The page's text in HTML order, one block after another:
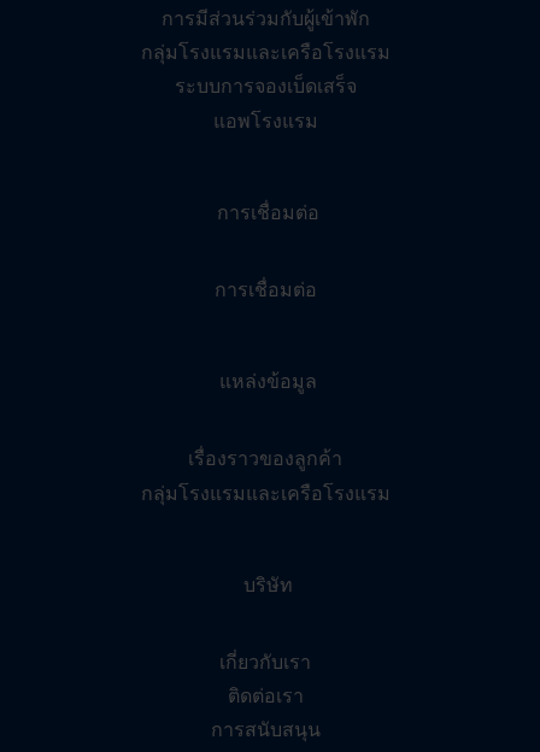
การมีส่วนร่วมกับผู้เข้าพัก
กลุ่มโรงแรมและเครือโรงแรม
ระบบการจองเบ็ดเสร็จ
แอพโรงแรม
การเชื่อมต่อ
การเชื่อมต่อ
แหล่งข้อมูล
เรื่องราวของลูกค้า
กลุ่มโรงแรมและเครือโรงแรม
บริษัท
เกี่ยวกับเรา
ติดต่อเรา
การสนับสนุน